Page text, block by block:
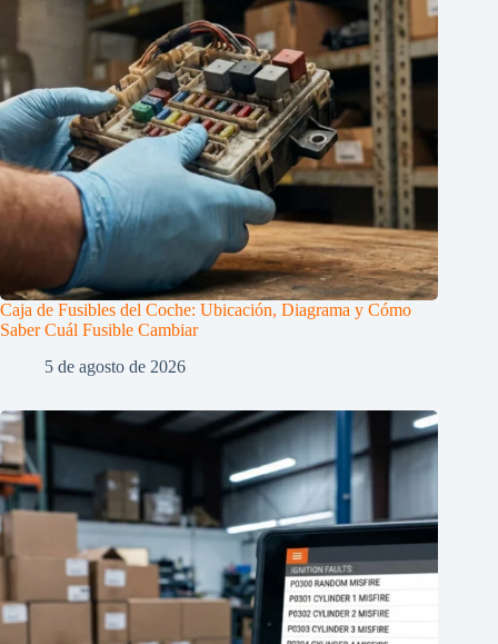
Caja de Fusibles del Coche: Ubicación, Diagrama y Cómo
Saber Cuál Fusible Cambiar
5 de agosto de 2026